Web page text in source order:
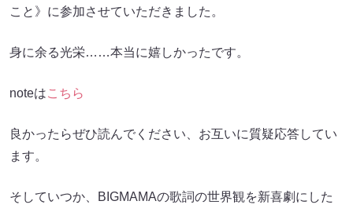
こと》に参加させていただきました。
身に余る光栄……本当に嬉しかったです。
noteはこちら
良かったらぜひ読んでください、お互いに質疑応答してい
ます。
そしていつか、BIGMAMAの歌詞の世界観を新喜劇にした